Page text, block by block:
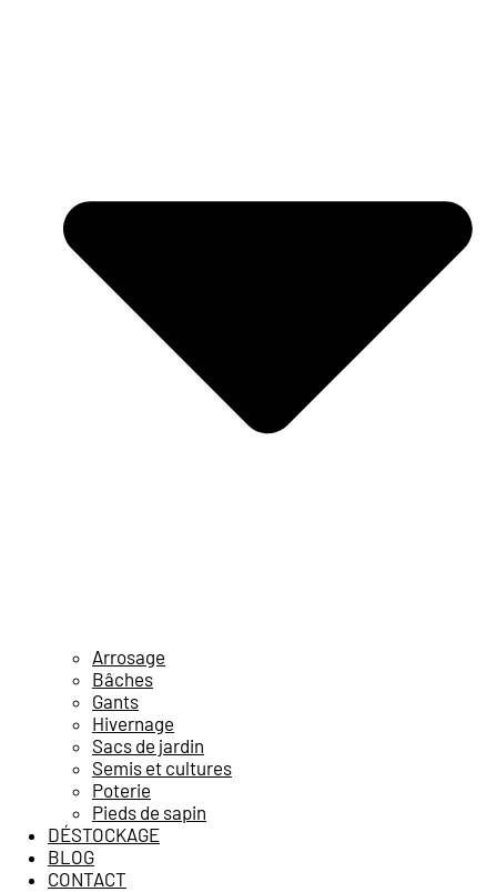
Arrosage
Bâches
Gants
Hivernage
Sacs de jardin
Semis et cultures
Poterie
Pieds de sapin
DÉSTOCKAGE
BLOG
CONTACT